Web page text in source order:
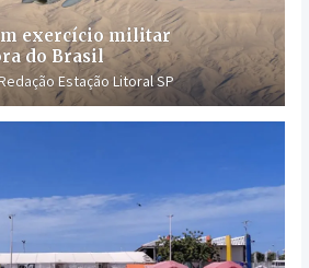
exercício militar
do Brasil
Redação Estação Litoral SP